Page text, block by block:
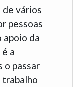
de vários
pessoas
apoio da
a
o passar